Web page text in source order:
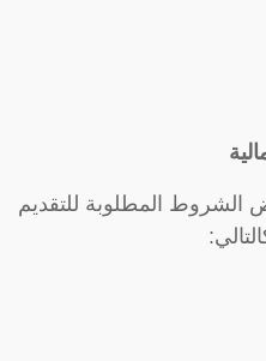
الشروط المطلوبة للتقديم